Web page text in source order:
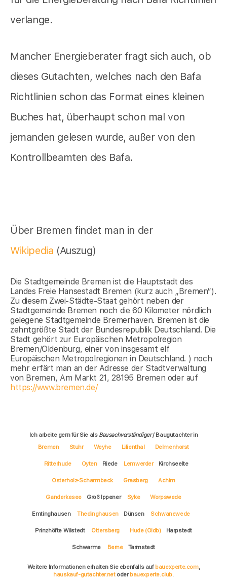
verlange.
Mancher Energieberater fragt sich auch, ob
dieses Gutachten, welches nach den Bafa
Richtlinien schon das Format eines kleinen
Buches hat, überhaupt schon mal von
jemanden gelesen wurde, außer von den
Kontrollbeamten des Bafa.
Über Bremen findet man in der
Wikipedia (Auszug)
Die Stadtgemeinde Bremen ist die Hauptstadt des
Landes Freie Hansestadt Bremen (kurz auch „Bremen“).
Zu diesem Zwei-Städte-Staat gehört neben der
Stadtgemeinde Bremen noch die 60 Kilometer nördlich
gelegene Stadtgemeinde Bremerhaven. Bremen ist die
zehntgrößte Stadt der Bundesrepublik Deutschland. Die
Stadt gehört zur Europäischen Metropolregion
Bremen/Oldenburg, einer von insgesamt elf
Europäischen Metropolregionen in Deutschland. ) noch
mehr erfärt man an der Adresse der Stadtverwaltung
von Bremen, Am Markt 21, 28195 Bremen oder auf
https://www.bremen.de/
Ich arbeite gern für Sie als Bausachverständiger/ Baugutachter in
Bremen
Stuhr Weyhe Lilienthal Delmenhorst
Ritterhude Oyten Riede Lemwerder Kirchseelte
Osterholz-Scharmbeck Grasberg Achim
Ganderkesee Groß Ippener Syke Worpswede
Emtinghausen Thedinghausen Dünsen Schwanewede
Prinzhöfte Wilstedt Ottersberg Hude (Oldb) Harpstedt
Schwarme Berne Tarmstedt
Weitere Informationen erhalten Sie ebenfalls auf bauexperte.com,
hauskauf-gutachter.netoderbauexperte.club.